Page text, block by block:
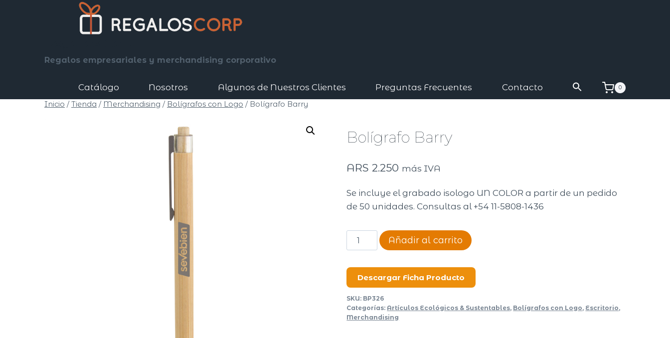
Regalos empresariales y merchandising corporativo
Catálogo Nosotros Algunos de Nuestros Clientes Preguntas Frecuentes Contacto 0
Inicio / Tienda / Merchandising / Bolígrafos con Logo / Bolígrafo Barry
Bolígrafo Barry
ARS 2.250 más IVA
Se incluye el grabado isologo UN COLOR a partir de un pedido
de 50 unidades. Consultas al +54 11-5808-1436
Bolígrafo
Barry
Añadir al carrito
Descargar Ficha Producto
SKU: BP326
Categorías: Artículos Ecológicos & Sustentables, Bolígrafos con Logo, Escritorio,
Merchandising